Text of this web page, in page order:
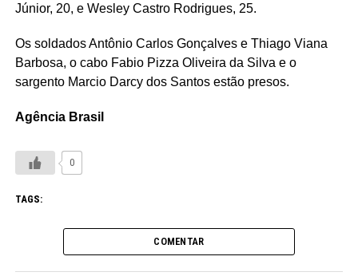
Júnior, 20, e Wesley Castro Rodrigues, 25.
Os soldados Antônio Carlos Gonçalves e Thiago Viana
Barbosa, o cabo Fabio Pizza Oliveira da Silva e o
sargento Marcio Darcy dos Santos estão presos.
Agência Brasil
0
TAGS:
COMENTAR